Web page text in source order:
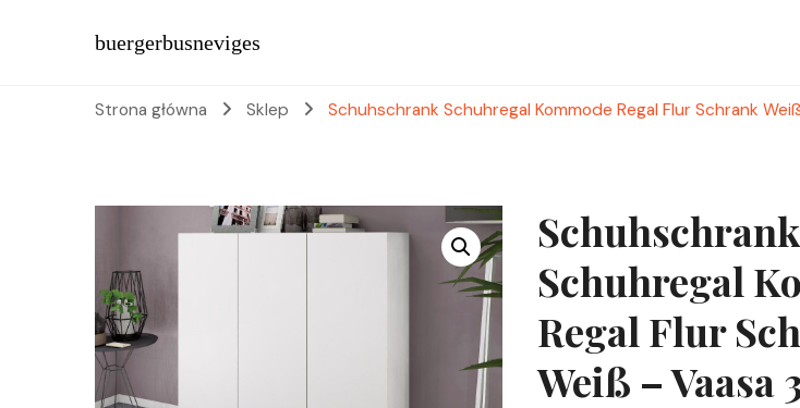
buergerbusneviges
Strona główna Sklep Schuhschrank Schuhregal Kommode Regal Flur Schrank
Schuhschrank
Schuhregal
Regal Flur
Weiß – Vaasa